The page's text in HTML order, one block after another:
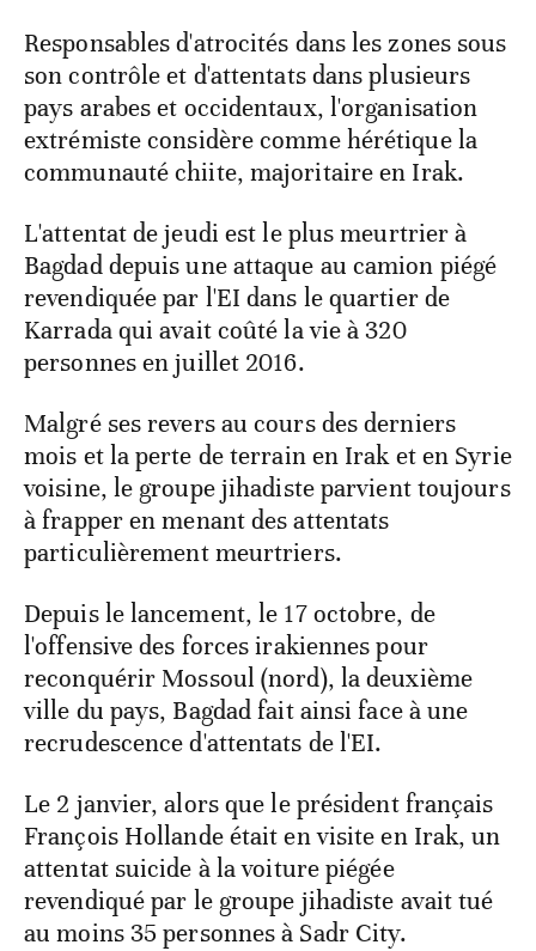
Responsables d'atrocités dans les zones sous
son contrôle et d'attentats dans plusieurs
pays arabes et occidentaux, l'organisation
extrémiste considère comme hérétique la
communauté chiite, majoritaire en Irak.
L'attentat de jeudi est le plus meurtrier à
Bagdad depuis une attaque au camion piégé
revendiquée par l'EI dans le quartier de
Karrada qui avait coûté la vie à 320
personnes en juillet 2016.
Malgré ses revers au cours des derniers
mois et la perte de terrain en Irak et en Syrie
voisine, le groupe jihadiste parvient toujours
à frapper en menant des attentats
particulièrement meurtriers.
Depuis le lancement, le 17 octobre, de
l'offensive des forces irakiennes pour
reconquérir Mossoul (nord), la deuxième
ville du pays, Bagdad fait ainsi face à une
recrudescence d'attentats de l'EI.
Le 2 janvier, alors que le président français
François Hollande était en visite en Irak, un
attentat suicide à la voiture piégée
revendiqué par le groupe jihadiste avait tué
au moins 35 personnes à Sadr City.